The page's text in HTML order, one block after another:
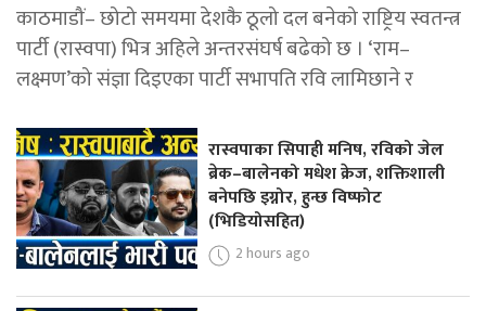
काठमाडौं– छोटो समयमा देशकै ठूलो दल बनेको राष्ट्रिय स्वतन्त्र
पार्टी (रास्वपा) भित्र अहिले अन्तरसंघर्ष बढेको छ । ‘राम–
लक्ष्मण’को संज्ञा दिइएका पार्टी सभापति रवि लामिछाने र
रास्वपाका सिपाही मनिष, रविको जेल
ब्रेक–बालेनको मधेश क्रेज, शक्तिशाली
बनेपछि इग्नोर, हुन्छ विष्फोट
(भिडियोसहित)
2 hours ago